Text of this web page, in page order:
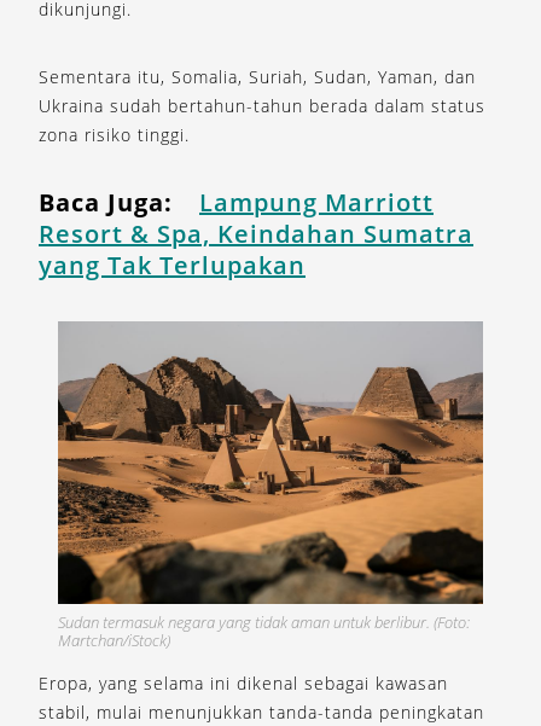
dikunjungi.
Sementara itu, Somalia, Suriah, Sudan, Yaman, dan
Ukraina sudah bertahun-tahun berada dalam status
zona risiko tinggi.
Baca Juga:
Lampung Marriott
Resort & Spa, Keindahan Sumatra
yang Tak Terlupakan
Sudan termasuk negara yang tidak aman untuk berlibur. (Foto:
Martchan/iStock)
Eropa, yang selama ini dikenal sebagai kawasan
stabil, mulai menunjukkan tanda-tanda peningkatan